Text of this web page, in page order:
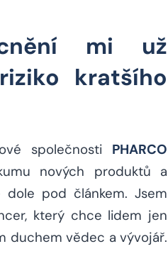
mi už
kratšího
společnosti PHARCO
nových produktů a
pod článkem. Jsem
který chce lidem jen
duchem vědec a vývojář.